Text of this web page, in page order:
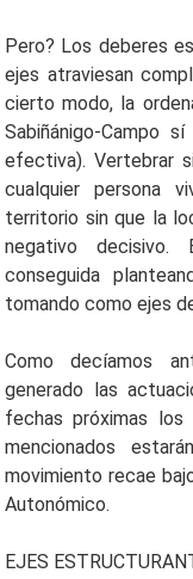
Pero? Los deberes
ejes atraviesan
cierto modo, la
Sabiñánigo-Campo
efectiva). Vertebrar
cualquier persona
territorio sin que la
negativo decisivo.
conseguida
tomando como ejes
Como decíamos
generado las
fechas próximas los
mencionados
movimiento recae
Autonómico.
EJES